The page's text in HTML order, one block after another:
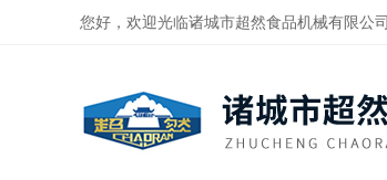
您好，欢迎光临诸城市超然食品机械有限公司